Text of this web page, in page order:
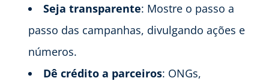
Seja transparente: Mostre o passo a
passo das campanhas, divulgando ações e
números.
Dê crédito a parceiros: ONGs,